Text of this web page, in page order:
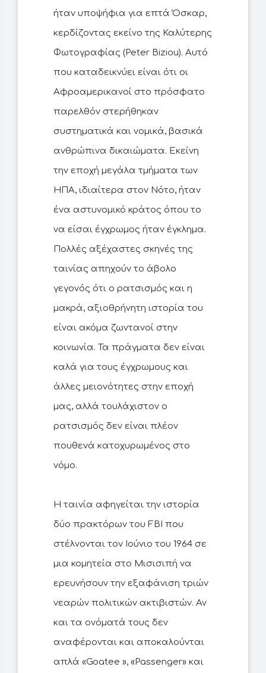
ήταν υποψήφια για επτά Όσκαρ,
κερδίζοντας εκείνο της Καλύτερης
Φωτογραφίας (Peter Biziou). Αυτό
που καταδεικνύει είναι ότι οι
Αφροαμερικανοί στο πρόσφατο
παρελθόν στερήθηκαν
συστηματικά και νομικά, βασικά
ανθρώπινα δικαιώματα. Εκείνη
την εποχή μεγάλα τμήματα των
ΗΠΑ, ιδιαίτερα στον Νότο, ήταν
ένα αστυνομικό κράτος όπου το
να είσαι έγχρωμος ήταν έγκλημα.
Πολλές αξέχαστες σκηνές της
ταινίας απηχούν το άβολο
γεγονός ότι ο ρατσισμός και η
μακρά, αξιοθρήνητη ιστορία του
είναι ακόμα ζωντανοί στην
κοινωνία. Τα πράγματα δεν είναι
καλά για τους έγχρωμους και
άλλες μειονότητες στην εποχή
μας, αλλά τουλάχιστον ο
ρατσισμός δεν είναι πλέον
πουθενά κατοχυρωμένος στο
νόμο.
Η ταινία αφηγείται την ιστορία
δύο πρακτόρων του FBI που
στέλνονται τον Ιούνιο του 1964 σε
μια κομητεία στο Μισισιπή να
ερευνήσουν την εξαφάνιση τριών
νεαρών πολιτικών ακτιβιστών. Αν
και τα ονόματά τους δεν
αναφέρονται και αποκαλούνται
απλά «Goatee », «Passenger» και